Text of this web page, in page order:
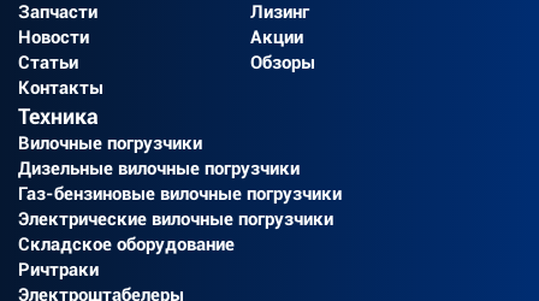
Запчасти
Лизинг
Новости
Акции
Статьи
Обзоры
Контакты
Техника
Вилочные погрузчики
Дизельные вилочные погрузчики
Газ-бензиновые вилочные погрузчики
Электрические вилочные погрузчики
Складское оборудование
Ричтраки
Электроштабелеры